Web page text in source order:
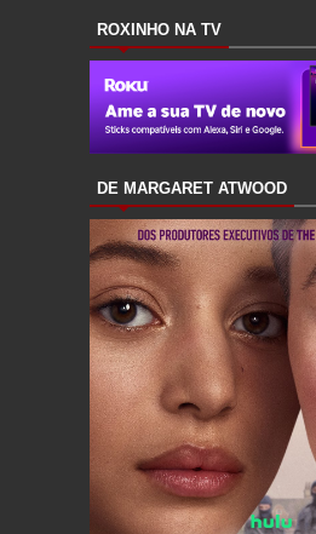
ROXINHO NA TV
DE MARGARET ATWOOD